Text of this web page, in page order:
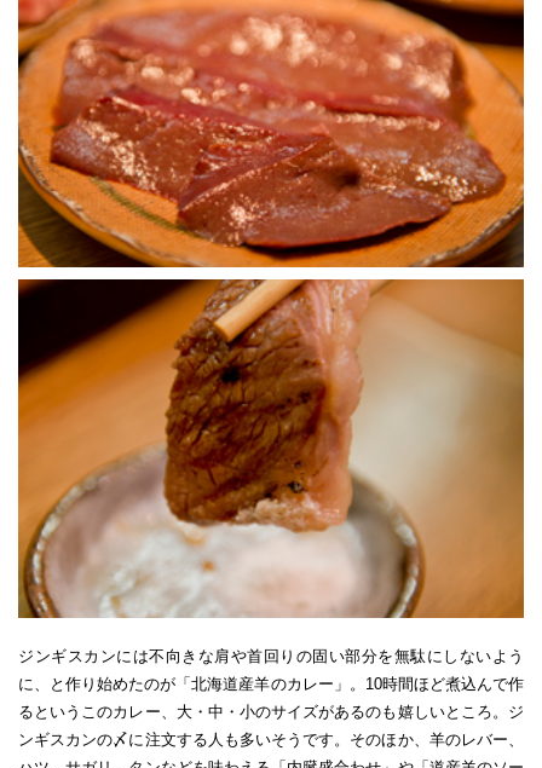
ジンギスカンには不向きな肩や首回りの固い部分を無駄にしないよう
に、と作り始めたのが「北海道産羊のカレー」。10時間ほど煮込んで作
るというこのカレー、大・中・小のサイズがあるのも嬉しいところ。ジ
ンギスカンの〆に注文する人も多いそうです。そのほか、羊のレバー、